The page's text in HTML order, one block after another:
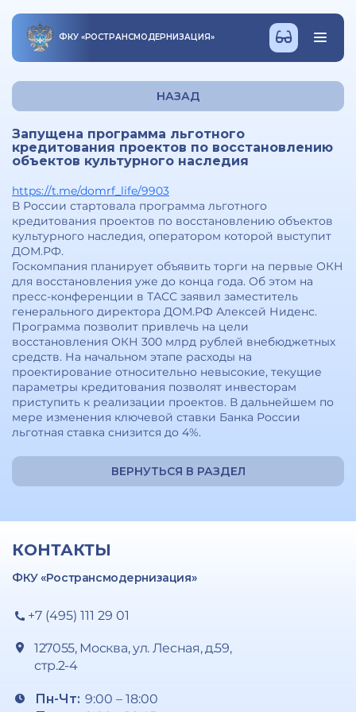
ФКУ «РОСТРАНСМОДЕРНИЗАЦИЯ»
НАЗАД
Запущена программа льготного
кредитования проектов по восстановлению
объектов культурного наследия
https://t.me/domrf_life/9903
В России стартовала программа льготного
кредитования проектов по восстановлению объектов
культурного наследия, оператором которой выступит
ДОМ.РФ.
Госкомпания планирует объявить торги на первые ОКН
для восстановления уже до конца года. Об этом на
пресс-конференции в ТАСС заявил заместитель
генерального директора ДОМ.РФ Алексей Ниденс.
Программа позволит привлечь на цели
восстановления ОКН 300 млрд рублей внебюджетных
средств. На начальном этапе расходы на
проектирование относительно невысокие, текущие
параметры кредитования позволят инвесторам
приступить к реализации проектов. В дальнейшем по
мере изменения ключевой ставки Банка России
льготная ставка снизится до 4%.
ВЕРНУТЬСЯ В РАЗДЕЛ
КОНТАКТЫ
ФКУ «Ространсмодернизация»
+7 (495) 111 29 01
127055, Москва, ул. Лесная, д.59,
стр.2-4
Пн-Чт: 9:00 – 18:00